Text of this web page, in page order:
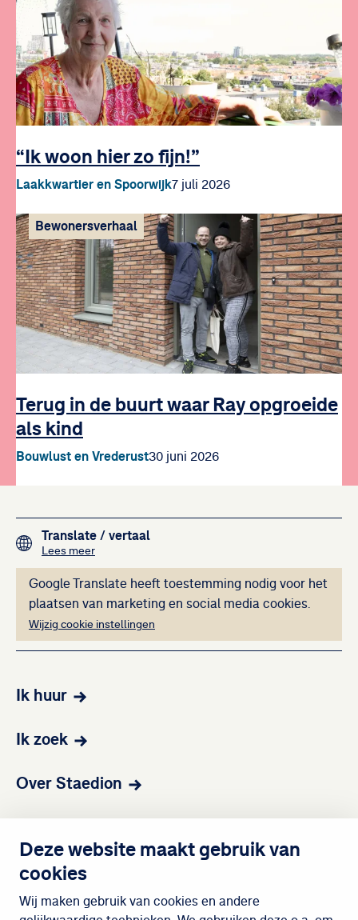
Deze website maakt gebruik van
cookies
Wij maken gebruik van cookies en andere
“Ik woon hier zo fijn!”
Laakkwartier en Spoorwijk7 juli 2026
Terug in de buurt waar Ray opgroeide
als kind
Bouwlust en Vrederust30 juni 2026
Bewonersverhaal
Footer navigation
Translate / vertaal
Lees meerover het vertalen van de teksten op deze website
Deze inhoud kan
Google Translate heeft toestemming nodig voor het
plaatsen van marketing en social media cookies.
Wijzig cookie instellingen
Ik huur
Ik zoek
Over Staedion
Wijken